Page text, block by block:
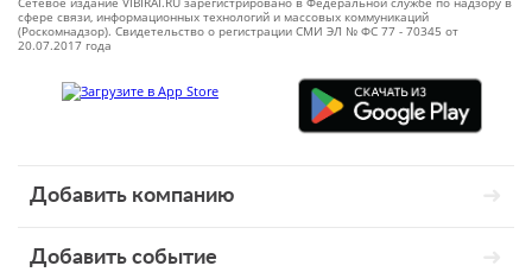
сфере связи, информационных технологий и массовых коммуникаций
(Роскомнадзор). Свидетельство о регистрации СМИ ЭЛ № ФС 77 - 70345 от
20.07.2017 года
Добавить компанию
Добавить событие